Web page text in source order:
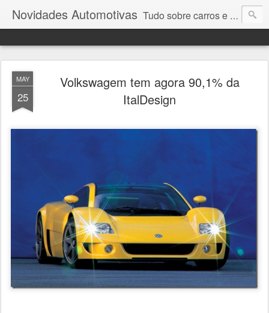
Novidades Automotivas Tudo sobre carros e motores
MAY
25
Volkswagem tem agora 90,1% da
ItalDesign